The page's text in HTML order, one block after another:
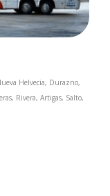
Helvecia, Durazno,
Rivera, Artigas, Salto,